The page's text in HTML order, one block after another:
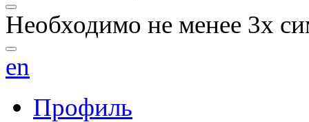
Необходимо не менее 3х
en
Профиль